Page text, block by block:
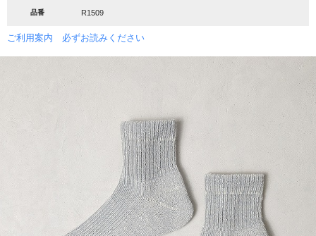
品番 R1509
ご利用案内 必ずお読みください